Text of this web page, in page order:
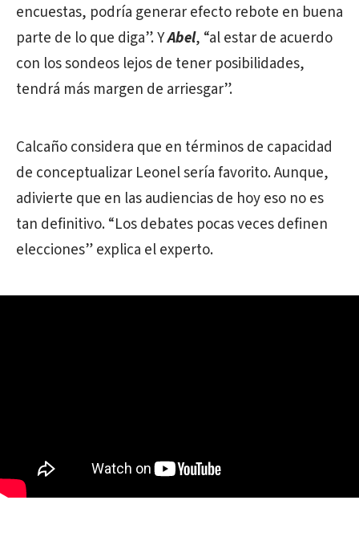
encuestas, podría generar efecto rebote en buena
parte de lo que diga”. YAbel, “al estar de acuerdo
con los sondeos lejos de tener posibilidades,
tendrá más margen de arriesgar”.
Calcaño considera que en términos de capacidad
de conceptualizar Leonel sería favorito. Aunque,
adivierte que en las audiencias de hoy eso no es
tan definitivo. “Los debates pocas veces definen
elecciones” explica el experto.